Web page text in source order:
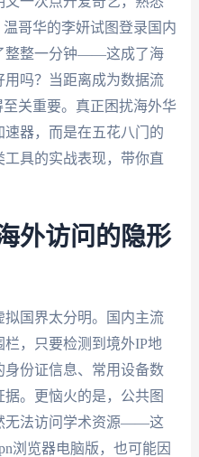
哥华的李妍试图登录国内
整整一分钟——这成了海
吗？当距离成为数据流
关重要。真正困扰海外华
器，而是在五花八门的
具的实战表现，带你直
外访问的隐形
国界太分明。国内主流
，只要检测到境外IP地
份证信息、常用设备数
。更恼火的是，公共图
无法访问学术资源——这
浏览器电脑版，也可能因